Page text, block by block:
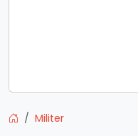
Militer